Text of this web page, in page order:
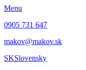
Menu
0905 731 647
makov@makov.sk
SKSlovensky